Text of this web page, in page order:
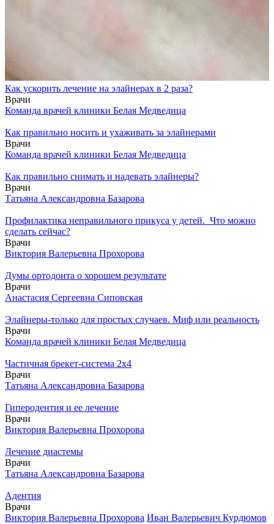
Как ускорить лечение на элайнерах в 2 раза?
Врачи
Команда врачей клиники Белая Медведица
Как правильно носить и ухаживать за элайнерами
Врачи
Команда врачей клиники Белая Медведица
Как правильно снимать и надевать элайнеры?
Врачи
Татьяна Александровна Базарова
Профилактика неправильного прикуса у детей. Что можно
сделать сейчас?
Врачи
Виктория Валерьевна Прохорова
Думы ортодонта о хорошем результате
Врачи
Анастасия Сергеевна Сиповская
Элайнеры-только для простых случаев. Миф или реальность
Врачи
Команда врачей клиники Белая Медведица
Частичная брекет-система 2х4
Врачи
Татьяна Александровна Базарова
Гиперодентия и ее лечение
Врачи
Виктория Валерьевна Прохорова
Лечение диастемы
Врачи
Татьяна Александровна Базарова
Адентия
Врачи
Виктория Валерьевна Прохорова Иван Валерьевич Курдюмов